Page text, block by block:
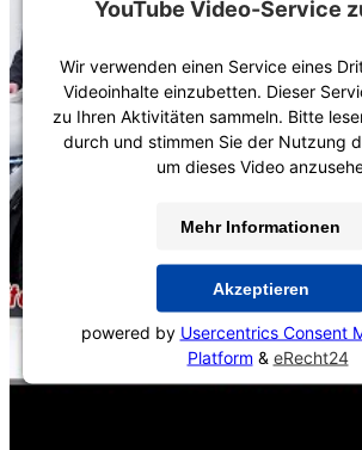
YouTube Video-Service
Wir verwenden einen Service eines
Videoinhalte einzubetten. Dieser
zu Ihren Aktivitäten sammeln. Bitte
durch und stimmen Sie der Nutzung
um dieses Video
Mehr Informationen
Akzeptieren
powered by Usercentrics Consent
Platform & eRecht24